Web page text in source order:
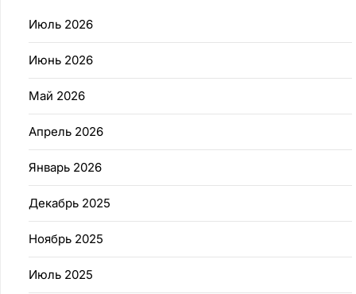
Июль 2026
Июнь 2026
Май 2026
Апрель 2026
Январь 2026
Декабрь 2025
Ноябрь 2025
Июль 2025